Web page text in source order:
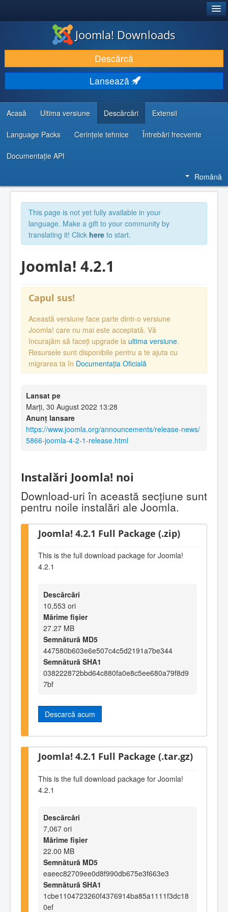
DESCARCĂ & ȘI EXTINDE
DESCOPERĂ & ÎNVAȚĂ
COMUNITATE & SUPORT
RESURSE DEZVOLTATORI
Joomla! Downloads
Descărcă
Lansează
Acasă Ultima versiune Descărcări Extensii
Language Packs Cerințele tehnice Întrebări frecvente
Documentaţie API
Română
This page is not yet fully available in your
language. Make a gift to your community by
translating it! Click here to start.
Joomla! 4.2.1
Capul sus!
Această versiune face parte dintr-o versiune
Joomla! care nu mai este acceptată. Vă
încurajăm să faceți upgrade la ultima versiune.
Resursele sunt disponibile pentru a te ajuta cu
migrarea ta în Documentația Oficială
Lansat pe
Marți, 30 August 2022 13:28
Anunț lansare
https://www.joomla.org/announcements/release-news/
5866-joomla-4-2-1-release.html
Instalări Joomla! noi
Download-uri în această secţiune sunt
pentru noile instalări ale Joomla.
Joomla! 4.2.1 Full Package (.zip)
This is the full download package for Joomla!
4.2.1
Descărcări
10,553 ori
Mărime fișier
27.27 MB
Semnătură MD5
447580b603e6e507c4c5d2191a7be344
Semnătură SHA1
038222872bbd64c880fa0e8c5ee680a79f8d9
7bf
Descarcă acum
Joomla! 4.2.1 Full Package (.tar.gz)
This is the full download package for Joomla!
4.2.1
Descărcări
7,067 ori
Mărime fișier
22.00 MB
Semnătură MD5
eaeec82709ee0d8f990db675e3f663e3
Semnătură SHA1
1cbe1104723260f4376914ba85a1111f3dc18
0ef